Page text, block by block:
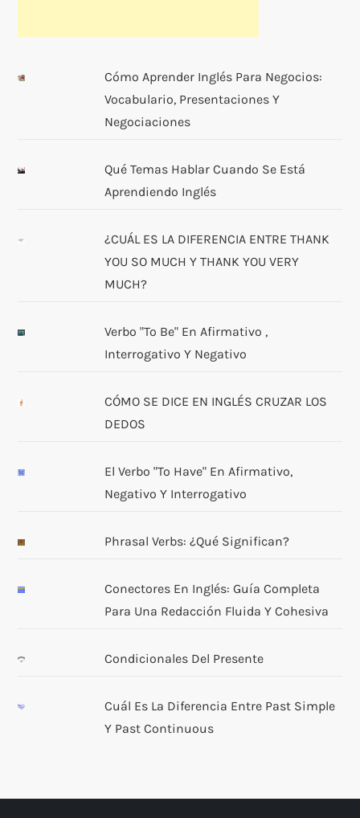
Cómo Aprender Inglés Para Negocios:
Vocabulario, Presentaciones Y
Negociaciones
Qué Temas Hablar Cuando Se Está
Aprendiendo Inglés
¿CUÁL ES LA DIFERENCIA ENTRE THANK
YOU SO MUCH Y THANK YOU VERY
MUCH?
Verbo "to Be" En Afirmativo ,
Interrogativo Y Negativo
CÓMO SE DICE EN INGLÉS CRUZAR LOS
DEDOS
El Verbo "to Have" En Afirmativo,
Negativo Y Interrogativo
Phrasal Verbs: ¿Qué Significan?
Conectores En Inglés: Guía Completa
Para Una Redacción Fluida Y Cohesiva
Condicionales Del Presente
Cuál Es La Diferencia Entre Past Simple
Y Past Continuous